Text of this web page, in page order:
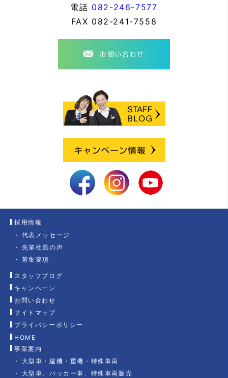
電話 082-246-7577
FAX 082-241-7558
お問い合わせ
HOME
事業案内
大型車・建機・重機・特殊車両
大型車、パッカー車、特殊車両販売
採用情報
代表メッセージ
先輩社員の声
募集要項
スタッフブログ
キャンペーン
お問い合わせ
サイトマップ
プライバシーポリシー